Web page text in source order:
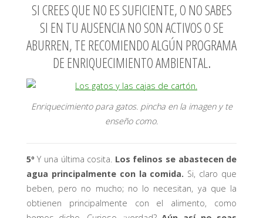
SI CREES QUE NO ES SUFICIENTE, O NO SABES
SI EN TU AUSENCIA NO SON ACTIVOS O SE
ABURREN, TE RECOMIENDO ALGÚN PROGRAMA
DE ENRIQUECIMIENTO AMBIENTAL.
Enriquecimiento para gatos. pincha en la imagen y te
enseño como.
5º Y una última cosita. Los felinos se abastecen de
agua principalmente con la comida. Si, claro que
beben, pero no mucho; no lo necesitan, ya que la
obtienen principalmente con el alimento, como